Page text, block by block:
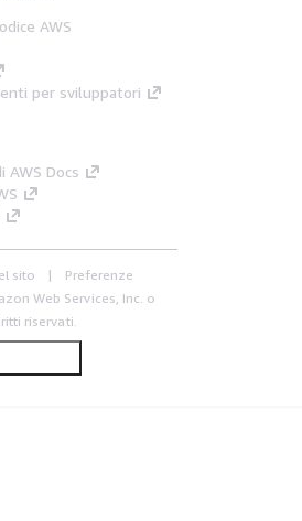
AWS
per sviluppatori
AWS Docs
sito
Preferenze
Web Services, Inc. o
riservati.